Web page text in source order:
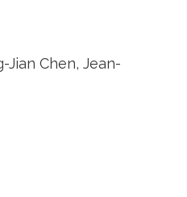
Jian Chen, Jean-